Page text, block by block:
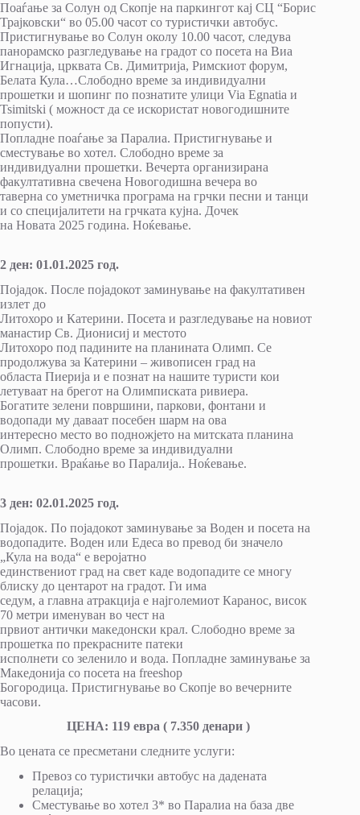
Поаѓање за Солун од Скопје на паркингот кај СЦ “Борис
Трајковски“ во 05.00 часот со туристички автобус.
Пристигнување во Солун околу 10.00 часот, следува
панорамско разгледување на градот со посета на Виа
Игнација, црквата Св. Димитрија, Римскиот форум,
Белата Кула…Слободно време за индивидуални
прошетки и шопинг по познатите улици Via Egnatia и
Tsimitski ( можност да се искористат новогодишните
попусти).
Попладне поаѓање за Паралиа. Пристигнување и
сместување во хотел. Слободно време за
индивидуални прошетки. Вечерта организирана
факултативна свечена Новогодишна вечера во
таверна со уметничка програма на грчки песни и танци
и со специјалитети на грчката кујна. Дочек
на Новата 2025 година. Ноќевање.
2 ден: 01.01.2025 год.
Појадок. После појадокот заминување на факултативен
излет до
Литохоро и Катерини. Посета и разгледување на новиот
манастир Св. Дионисиј и местото
Литохоро под падините на планината Олимп. Се
продолжува за Катерини – живописен град на
областа Пиерија и е познат на нашите туристи кои
летуваат на брегот на Олимписката ривиера.
Богатите зелени површини, паркови, фонтани и
водопади му даваат посебен шарм на ова
интересно место во подножјето на митската планина
Олимп. Слободно време за индивидуални
прошетки. Враќање во Паралија.. Ноќевање.
3 ден: 02.01.2025 год.
Појадок. По појадокот заминување за Воден и посета на
водопадите. Воден или Едеса во превод би значело
„Кула на вода“ е веројатно
единствениот град на свет каде водопадите се многу
блиску до центарот на градот. Ги има
седум, а главна атракција е најголемиот Каранос, висок
70 метри именуван во чест на
првиот антички македонски крал. Слободно време за
прошетка по прекрасните патеки
исполнети со зеленило и вода. Попладне заминување за
Македонија со посета на freeshop
Богородица. Пристигнување во Скопје во вечерните
часови.
ЦЕНА: 119 евра ( 7.350 денари )
Во цената се пресметани следните услуги:
Превоз со туристички автобус на дадената
релација;
Сместување во хотел 3* во Паралиа на база две